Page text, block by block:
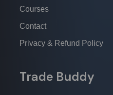
Courses
Contact
Privacy & Refund Policy
Trade Buddy